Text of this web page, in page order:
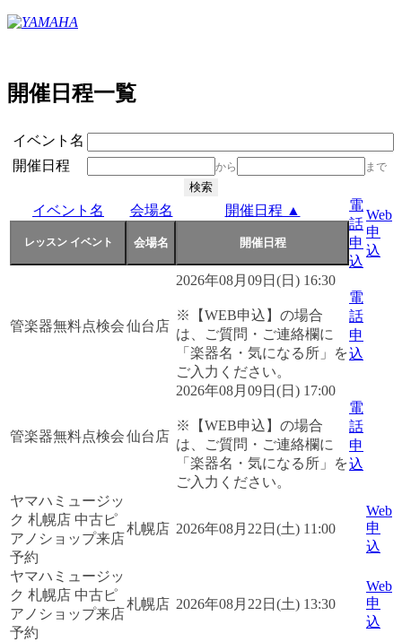
開催日程一覧
イベント名
開催日程
から まで
イベント名 会場名 開催日程 ▲
電
話
申
込
Web
申
込
管楽器無料点検会仙台店
2026年08月09日(日) 16:30
※【WEB申込】の場合
は、ご質問・ご連絡欄に
「楽器名・気になる所」を
ご入力ください。
電
話
申
込
管楽器無料点検会仙台店
2026年08月09日(日) 17:00
※【WEB申込】の場合
は、ご質問・ご連絡欄に
「楽器名・気になる所」を
ご入力ください。
電
話
申
込
ヤマハミュージッ
ク 札幌店 中古ピ
アノショップ来店
予約
札幌店 2026年08月22日(土) 11:00
Web
申
込
ヤマハミュージッ
ク 札幌店 中古ピ
アノショップ来店
予約
札幌店 2026年08月22日(土) 13:30
Web
申
込